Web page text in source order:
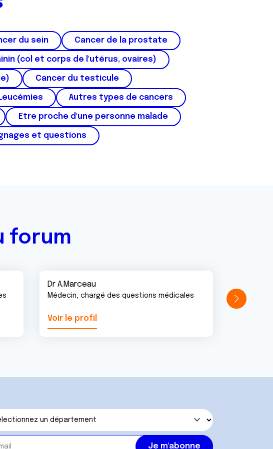
du sein Cancer de la prostate
(col et corps de l'utérus, ovaires)
Cancer du testicule
Leucémies Autres types de cancers
Etre proche d'une personne malade
et questions
forum
Dr A.Marceau
Médecin, chargé des questions médicales
Voir le profil